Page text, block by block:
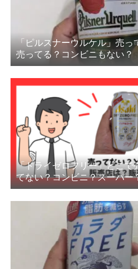
「ピルスナーウルケル」売っ
売ってる？コンビニもない？
「ドライゼロフリー」どこで
てない？コンビニ？スーパー